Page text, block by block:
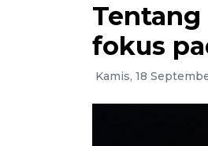
fokus
Kamis, 18